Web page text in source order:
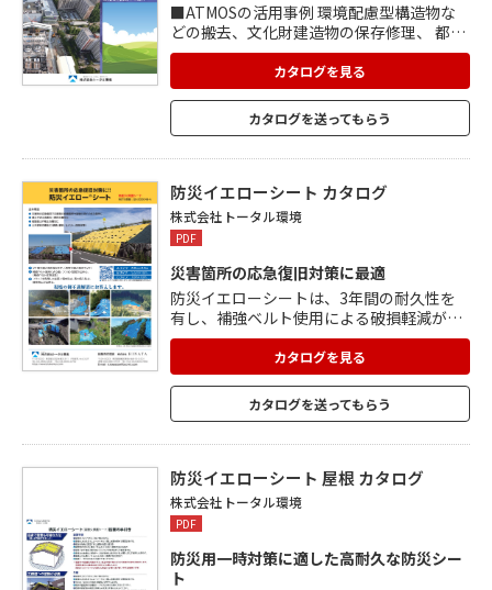
■ATMOSの活用事例 環境配慮型構造物な
どの搬去、文化財建造物の保存修理、 都市
再開発および、一般作業場や保管ヤードな
ど、 様々なシーンで、安全で円滑な作業を
可能にしています。 ■大規模農業を実現す
るハウス栽培用テント 予想のつかない台風
や荒れた天候にも、 飛ばされない安全な仮
方イベントやライブなどにも安全に対応で
きる、 全天候型の空間を作り、 その中で興
行することができます。
カタログを見る
カタログを送ってもらう
防災イエローシート カタログ
株式会社トータル環境
PDF
災害箇所の応急復旧対策に最適
防災イエローシートは、3年間の耐久性を
有し、補強ベルト使用による破損軽減が可
能。 補強ベルト、単管を使用した速くて確
実な設営ができます。 フラップを使用した
拡張のため、漏水対応も向上。 災害時の応
急復旧として、法面等の崩壊箇所や崩壊の
恐れのある箇所に適しています。 盛土や切
は3種類あり、さまざまな箇所に対応可能。
カタログを見る
カタログを送ってもらう
防災イエローシート 屋根 カタログ
株式会社トータル環境
PDF
防災用一時対策に適した高耐久な防災シー
ト